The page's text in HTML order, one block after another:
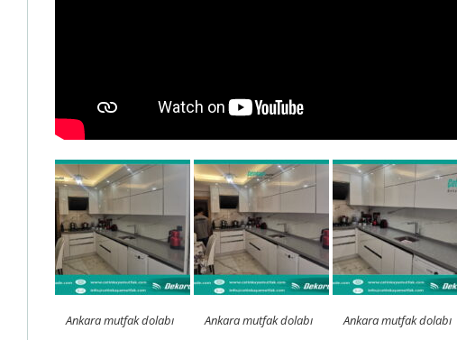
Ankara mutfak dolabı Ankara mutfak dolabı Ankara mutfak dolabı